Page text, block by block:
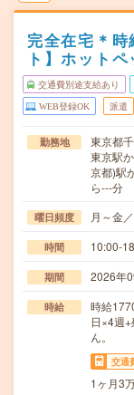
完全在宅＊
ト】ホット
交通費別途支給あり
WEB登録OK 派遣
勤務地
東京都
東京駅
京都)駅
ら---分
曜日頻度 月～金
時間 10:00-
期間 2026年
時給
時給
日×4週
ん。
交通
1ヶ月3